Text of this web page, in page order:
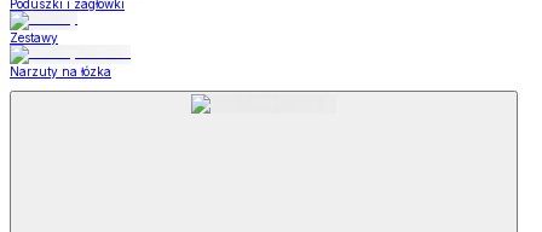
Poduszki i zagłówki
Zestawy
Narzuty na łózka